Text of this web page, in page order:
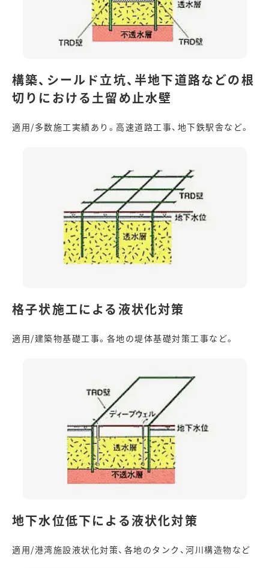
構築、シールド立坑、半地下道路などの根
切りにおける土留め止水壁
適用/多数施工実績あり。高速道路工事、地下鉄駅舎など。
格子状施工による液状化対策
適用/建築物基礎工事。各地の堤体基礎対策工事など。
地下水位低下による液状化対策
適用/港湾施設液状化対策、各地のタンク、河川構造物など